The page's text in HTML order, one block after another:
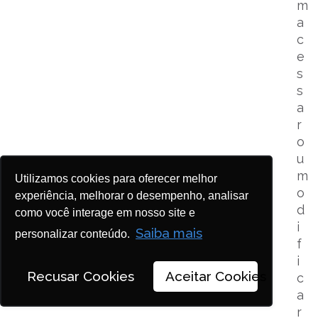
Utilizamos cookies para oferecer melhor
experiência, melhorar o desempenho, analisar
como você interage em nosso site e
personalizar conteúdo. Saiba mais
Recusar Cookies Aceitar Cookies
m
a
c
e
s
s
a
r
o
u
m
o
d
i
f
i
c
a
r